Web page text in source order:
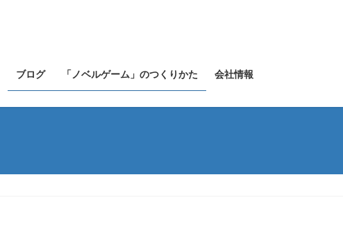
ブログ 「ノベルゲーム」のつくりかた 会社情報